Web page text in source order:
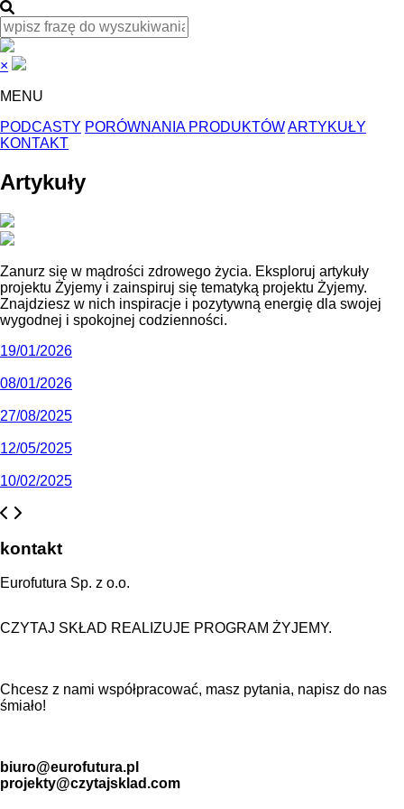
×
MENU
PODCASTY PORÓWNANIA PRODUKTÓWARTYKUŁY
KONTAKT
Artykuły
Zanurz się w mądrości zdrowego życia. Eksploruj artykuły
projektu Żyjemy i zainspiruj się tematyką projektu Żyjemy.
Znajdziesz w nich inspiracje i pozytywną energię dla swojej
wygodnej i spokojnej codzienności.
19/01/2026
08/01/2026
27/08/2025
12/05/2025
10/02/2025
kontakt
Eurofutura Sp. z o.o.
CZYTAJ SKŁAD REALIZUJE PROGRAM ŻYJEMY.
Chcesz z nami współpracować, masz pytania, napisz do nas
śmiało!
biuro@eurofutura.pl
projekty@czytajsklad.com